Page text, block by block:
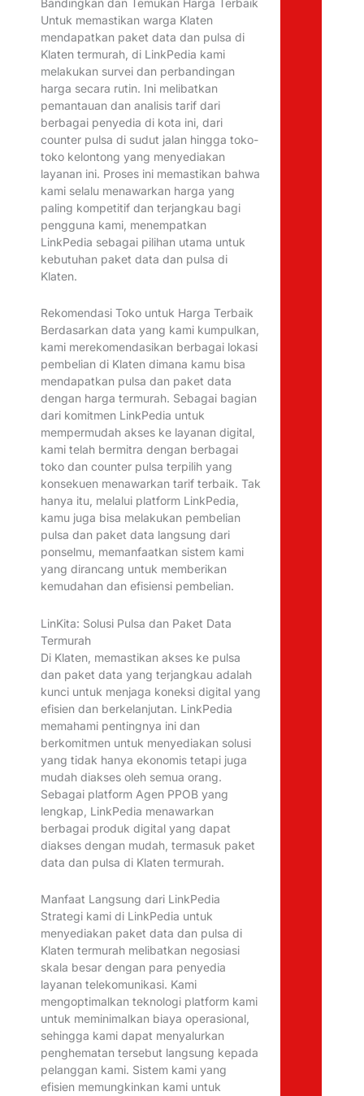
Untuk memastikan warga Klaten
mendapatkan paket data dan pulsa di
Klaten termurah, di LinkPedia kami
melakukan survei dan perbandingan
harga secara rutin. Ini melibatkan
pemantauan dan analisis tarif dari
berbagai penyedia di kota ini, dari
counter pulsa di sudut jalan hingga toko-
toko kelontong yang menyediakan
layanan ini. Proses ini memastikan bahwa
kami selalu menawarkan harga yang
paling kompetitif dan terjangkau bagi
pengguna kami, menempatkan
LinkPedia sebagai pilihan utama untuk
kebutuhan paket data dan pulsa di
Klaten.
Rekomendasi Toko untuk Harga Terbaik
Berdasarkan data yang kami kumpulkan,
kami merekomendasikan berbagai lokasi
pembelian di Klaten dimana kamu bisa
mendapatkan pulsa dan paket data
dengan harga termurah. Sebagai bagian
dari komitmen LinkPedia untuk
mempermudah akses ke layanan digital,
kami telah bermitra dengan berbagai
toko dan counter pulsa terpilih yang
konsekuen menawarkan tarif terbaik. Tak
hanya itu, melalui platform LinkPedia,
kamu juga bisa melakukan pembelian
pulsa dan paket data langsung dari
ponselmu, memanfaatkan sistem kami
yang dirancang untuk memberikan
kemudahan dan efisiensi pembelian.
LinKita: Solusi Pulsa dan Paket Data
Termurah
Di Klaten, memastikan akses ke pulsa
dan paket data yang terjangkau adalah
kunci untuk menjaga koneksi digital yang
efisien dan berkelanjutan. LinkPedia
memahami pentingnya ini dan
berkomitmen untuk menyediakan solusi
yang tidak hanya ekonomis tetapi juga
mudah diakses oleh semua orang.
Sebagai platform Agen PPOB yang
lengkap, LinkPedia menawarkan
berbagai produk digital yang dapat
diakses dengan mudah, termasuk paket
data dan pulsa di Klaten termurah.
Manfaat Langsung dari LinkPedia
Strategi kami di LinkPedia untuk
menyediakan paket data dan pulsa di
Klaten termurah melibatkan negosiasi
skala besar dengan para penyedia
layanan telekomunikasi. Kami
mengoptimalkan teknologi platform kami
untuk meminimalkan biaya operasional,
sehingga kami dapat menyalurkan
penghematan tersebut langsung kepada
pelanggan kami. Sistem kami yang
efisien memungkinkan kami untuk